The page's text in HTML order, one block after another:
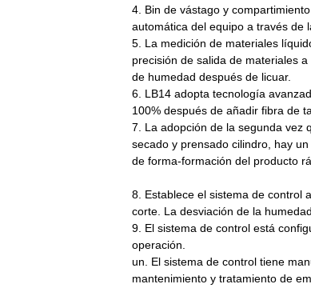
4. Bin de vástago y
automática del equipo a través de
5. La medición de materiales
precisión de salida de materiales
de humedad después de licuar.
6. LB14 adopta tecnología
100% después de añadir fibra de
7. La adopción de la segunda vez
secado y prensado cilindro, hay
de forma-formación del producto
8. Establece el sistema de control
corte. La desviación de la
9. El sistema de control está
operación.
un. El sistema de control tiene
mantenimiento y tratamiento de